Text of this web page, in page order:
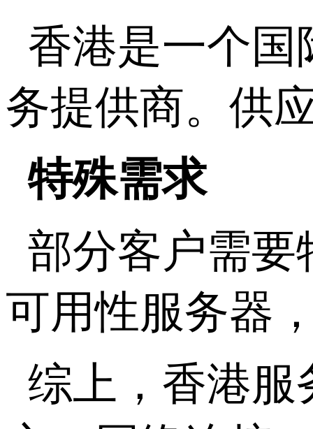
香港是一个国
务提供商。供
特殊需求
部分客户需要
可用性服务器
综上，香港服